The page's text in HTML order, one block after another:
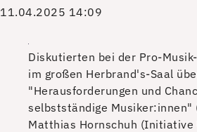
11.04.2025 14:09
Diskutierten bei der Pro-
im großen Herbrand's-Saal
"Herausforderungen und
selbstständige Musiker:innen"
Matthias Hornschuh (Initiative